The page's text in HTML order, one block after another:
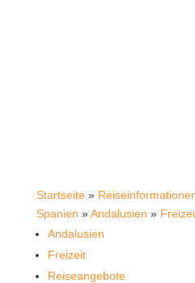
Startseite»
Spanien »Andalusien »
Andalusien
Freizeit
Reiseangebote